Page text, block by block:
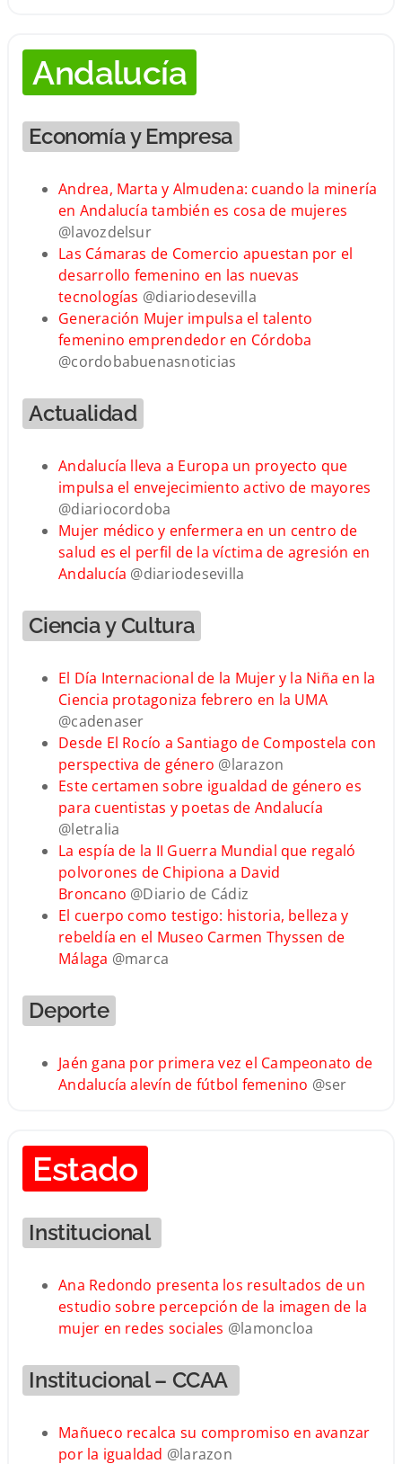
Andalucía
Economía y Empresa
Andrea, Marta y Almudena: cuando la minería
en Andalucía también es cosa de mujeres
@lavozdelsur
Las Cámaras de Comercio apuestan por el
desarrollo femenino en las nuevas
tecnologías @diariodesevilla
Generación Mujer impulsa el talento
femenino emprendedor en Córdoba
@cordobabuenasnoticias
Actualidad
Andalucía lleva a Europa un proyecto que
impulsa el envejecimiento activo de mayores
@diariocordoba
Mujer médico y enfermera en un centro de
salud es el perfil de la víctima de agresión en
Andalucía @diariodesevilla
Ciencia y Cultura
El Día Internacional de la Mujer y la Niña en la
Ciencia protagoniza febrero en la UMA
@cadenaser
Desde El Rocío a Santiago de Compostela con
perspectiva de género @larazon
Este certamen sobre igualdad de género es
para cuentistas y poetas de Andalucía
@letralia
La espía de la II Guerra Mundial que regaló
polvorones de Chipiona a David
Broncano @Diario de Cádiz
El cuerpo como testigo: historia, belleza y
rebeldía en el Museo Carmen Thyssen de
Málaga @marca
Deporte
Jaén gana por primera vez el Campeonato de
Andalucía alevín de fútbol femenino @ser
Estado
Institucional
Ana Redondo presenta los resultados de un
estudio sobre percepción de la imagen de la
mujer en redes sociales @lamoncloa
Institucional – CCAA
Mañueco recalca su compromiso en avanzar
por la igualdad @larazon